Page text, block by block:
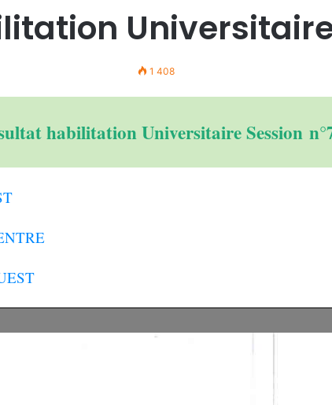
Universitaire
1 408
habilitation Universitaire Session